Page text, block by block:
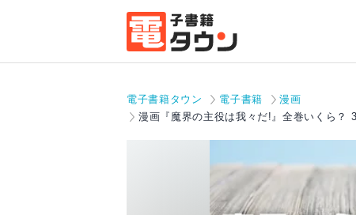
電子書籍タウン 電子書籍
漫画
漫画『魔界の主役は我々だ!』全巻いくら？